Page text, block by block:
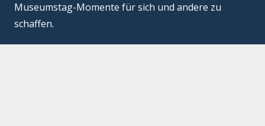
Museumstag-Momente für sich und andere zu
schaffen.